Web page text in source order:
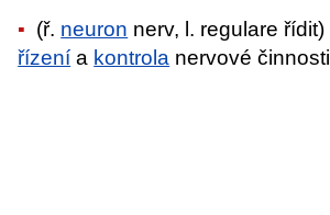
(ř. neuron nerv, l. regulare
řízení a kontrola nervové činnosti